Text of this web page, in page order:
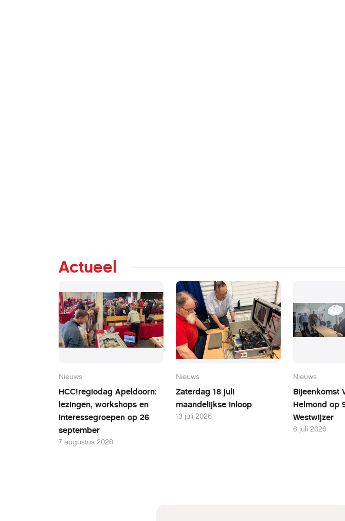
Actueel
Nieuws
HCC!regiodag Apeldoorn:
lezingen, workshops en
interessegroepen op 26
september
7 augustus 2026
Nieuws
Zaterdag 18 juli
maandelijkse inloop
13 juli 2026
Nieuws
Bijeenkomst
Helmond op
Westwijzer
6 juli 2026